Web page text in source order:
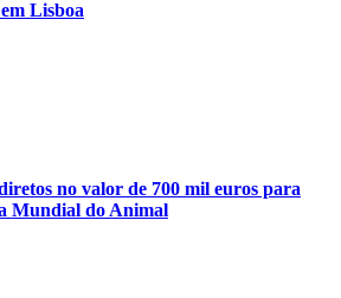
Lisboa
no valor de 700 mil euros para
Mundial do Animal